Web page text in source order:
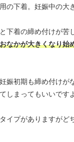
の下着。妊娠中の大
下着の締め付けが
おなかが大きくなり始
娠初期も締め付け
しまってもいいですよ
イプがありますが